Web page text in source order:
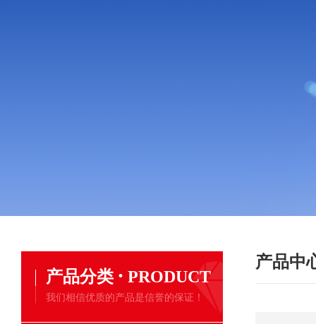
产品分类 · PRODUCT
我们相信优质的产品是信誉的保证！
产品中